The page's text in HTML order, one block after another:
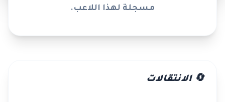
مسجلة لهذا اللاعب.
🔄 الانتقالات